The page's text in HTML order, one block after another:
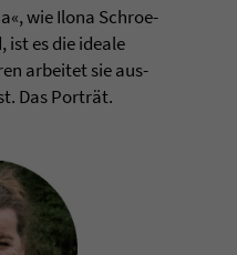
wie Ilona Schro­e­
es die ideale
arbei­tet sie aus­
Das Porträt.